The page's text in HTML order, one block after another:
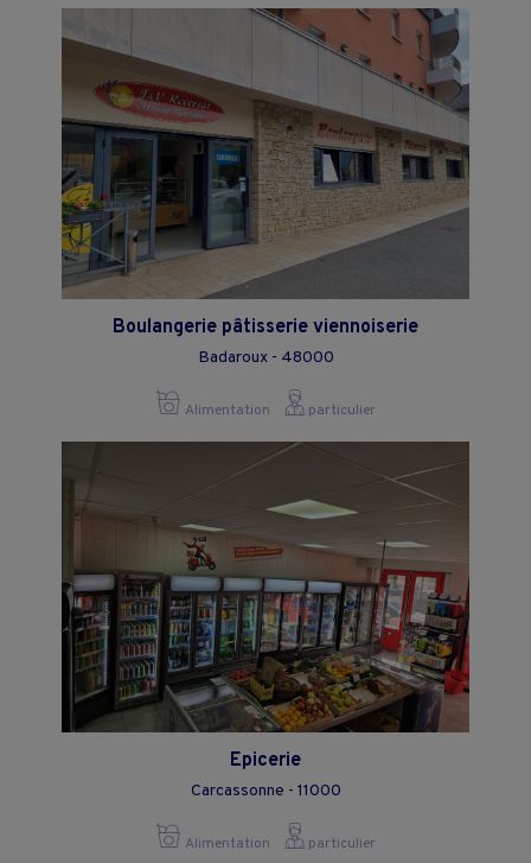
Boulangerie pâtisserie viennoiserie
Badaroux - 48000
Alimentation particulier
Epicerie
Carcassonne - 11000
Alimentation particulier